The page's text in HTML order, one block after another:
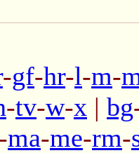
-gf-hr-l-m-
-tv-w-x | bg
-ma-me-rm-